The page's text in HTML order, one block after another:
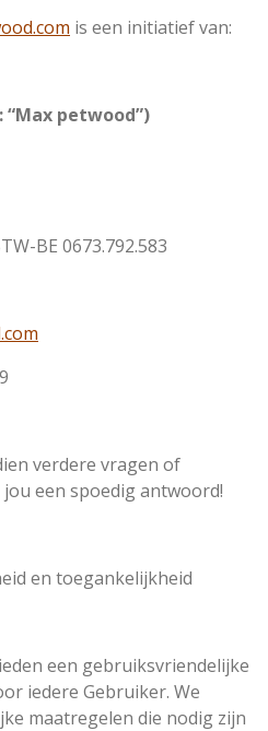
is een initiatief van:
petwood”)
BE 0673.792.583
verdere vragen of
een spoedig antwoord!
en toegankelijkheid
een gebruiksvriendelijke
iedere Gebruiker. We
maatregelen die nodig zijn